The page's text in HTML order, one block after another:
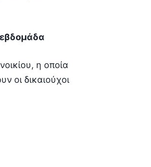
η οποία
οι δικαιούχοι